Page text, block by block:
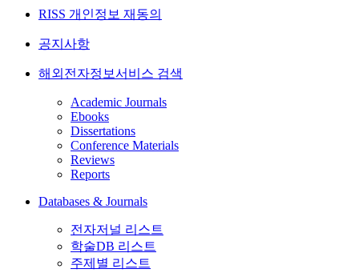
RISS 개인정보 재동의
공지사항
해외전자정보서비스 검색
Academic Journals
Ebooks
Dissertations
Conference Materials
Reviews
Reports
Databases & Journals
전자저널 리스트
학술DB 리스트
주제별 리스트